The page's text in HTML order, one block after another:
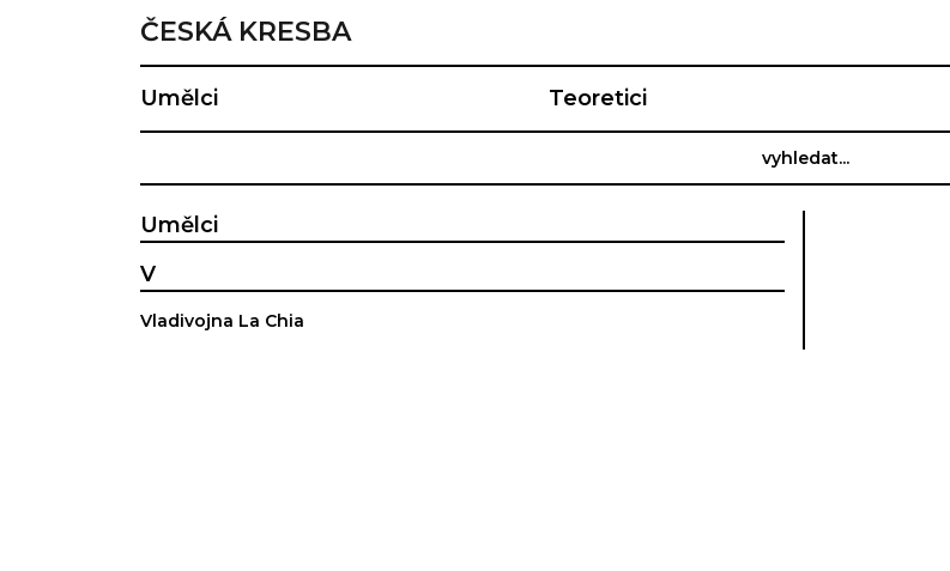
ČESKÁ KRESBA
Umělci Teoretici
Umělci
V
Vladivojna La Chia